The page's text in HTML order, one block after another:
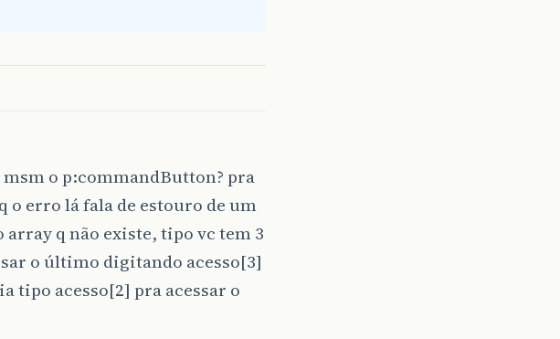
msm o p:commandButton? pra
o erro lá fala de estouro de um
array q não existe, tipo vc tem 3
o último digitando acesso[3]
tipo acesso[2] pra acessar o